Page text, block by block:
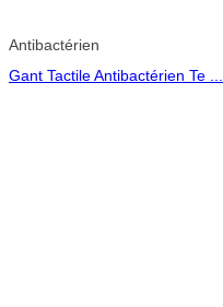
Antibactérien
Gant Tactile Antibactérien Te ...